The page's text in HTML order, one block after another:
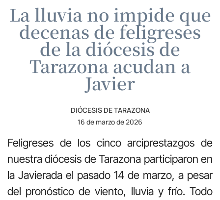
La lluvia no impide que
decenas de feligreses
de la diócesis de
Tarazona acudan a
Javier
DIÓCESIS DE TARAZONA
16 de marzo de 2026
Feligreses de los cinco arciprestazgos de
nuestra diócesis de Tarazona participaron en
la Javierada el pasado 14 de marzo, a pesar
del pronóstico de viento, lluvia y frío. Todo